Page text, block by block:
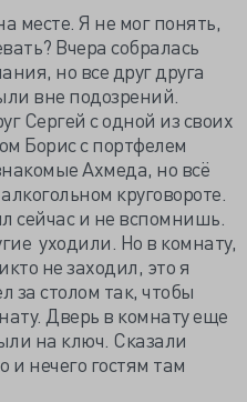
месте. Я не мог понять,
Вчера собралась
но все друг друга
вне подозрений.
Сергей с одной из своих
Борис с портфелем
Ахмеда, но всё
круговороте.
сейчас и не вспомнишь.
уходили. Но в комнату,
не заходил, это я
за столом так, чтобы
Дверь в комнату еще
на ключ. Сказали
и нечего гостям там